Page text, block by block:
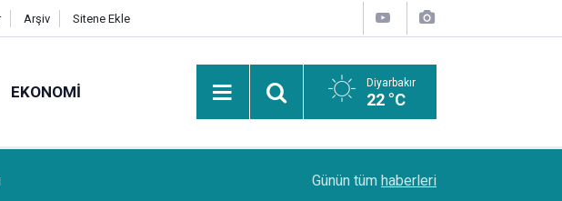
Arşiv Sitene Ekle
EKONOMI Diyarbakır
22 °C
SAMET TUNÇ vefat
başarı sırasına göre tercih yapılmalı
Günün tüm haberleri